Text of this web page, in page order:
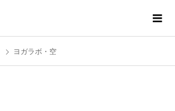
ヨガラボ・空